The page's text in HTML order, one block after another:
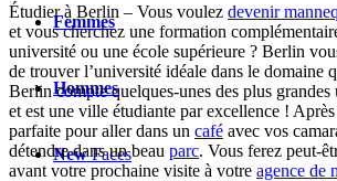
Femmes
Hommes
NewFaces
Étudier à Berlin – Vous voulez devenir
et vous cherchez une formation
université ou une école supérieure ? Berlin
de trouver l’université idéale dans le domaine
Berlin compte quelques-unes des plus
et est une ville étudiante par excellence !
parfaite pour aller dans un café avec vos
détendre dans un beau parc. Vous ferez peut-
avant votre prochaine visite à votre agence de